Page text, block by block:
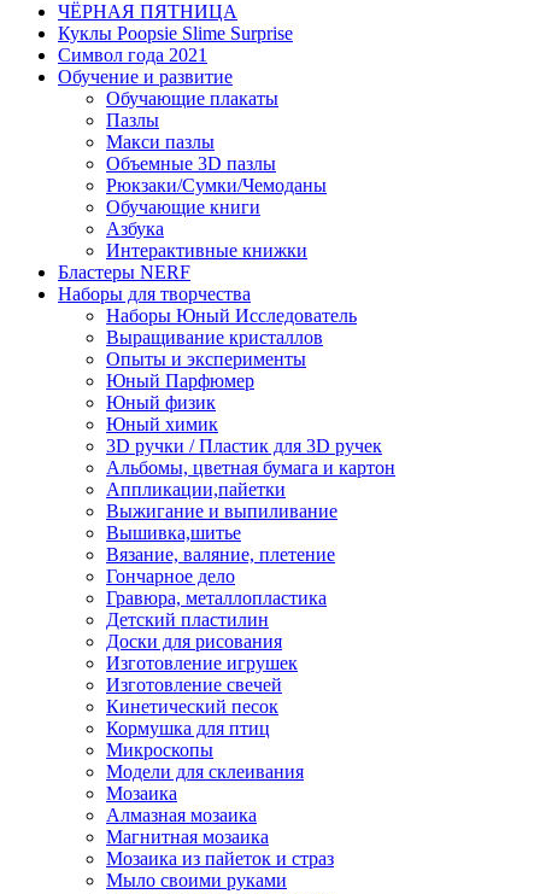
ЧЁРНАЯ ПЯТНИЦА
Куклы Poopsie Slime Surprise
Символ года 2021
Обучение и развитие
Обучающие плакаты
Пазлы
Макси пазлы
Объемные 3D пазлы
Рюкзаки/Сумки/Чемоданы
Обучающие книги
Азбука
Интерактивные книжки
Бластеры NERF
Наборы для творчества
Наборы Юный Исследователь
Выращивание кристаллов
Опыты и эксперименты
Юный Парфюмер
Юный физик
Юный химик
3D ручки / Пластик для 3D ручек
Альбомы, цветная бумага и картон
Аппликации,пайетки
Выжигание и выпиливание
Вышивка,шитье
Вязание, валяние, плетение
Гончарное дело
Гравюра, металлопластика
Детский пластилин
Доски для рисования
Изготовление игрушек
Изготовление свечей
Кинетический песок
Кормушка для птиц
Микроскопы
Модели для склеивания
Мозаика
Алмазная мозаика
Магнитная мозаика
Мозаика из пайеток и страз
Мыло своими руками